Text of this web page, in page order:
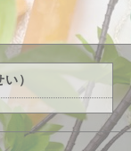
い）